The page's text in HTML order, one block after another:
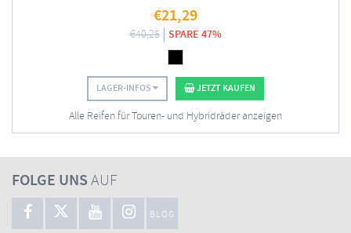
€21,29
€40,25 SPARE 47%
LAGER-INFOS JETZT KAUFEN
Alle Reifen für Touren- und Hybridräder anzeigen
FOLGE UNSAUF
BLOG